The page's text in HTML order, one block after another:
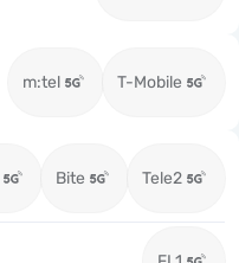
m:tel T-Mobile
Bite Tele2